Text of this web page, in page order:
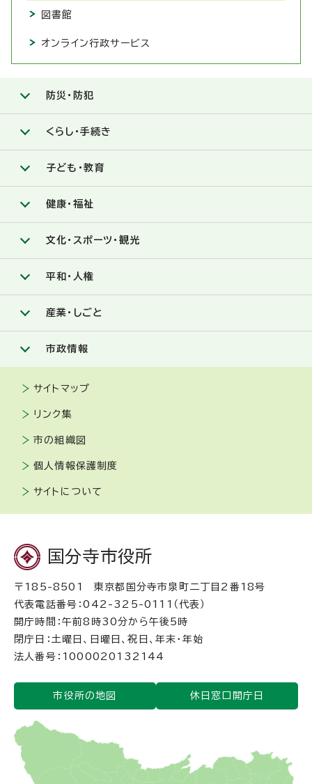
図書館
オンライン行政サービス
防災・防犯
くらし・手続き
子ども・教育
健康・福祉
文化・スポーツ・観光
平和・人権
産業・しごと
市政情報
サイトマップ
リンク集
市の組織図
個人情報保護制度
サイトについて
国分寺市役所
〒185-8501 東京都国分寺市泉町二丁目2番18号
代表電話番号：042-325-0111（代表）
開庁時間：午前8時30分から午後5時
閉庁日：土曜日、日曜日、祝日、年末・年始
法人番号：1000020132144
市役所の地図 休日窓口開庁日